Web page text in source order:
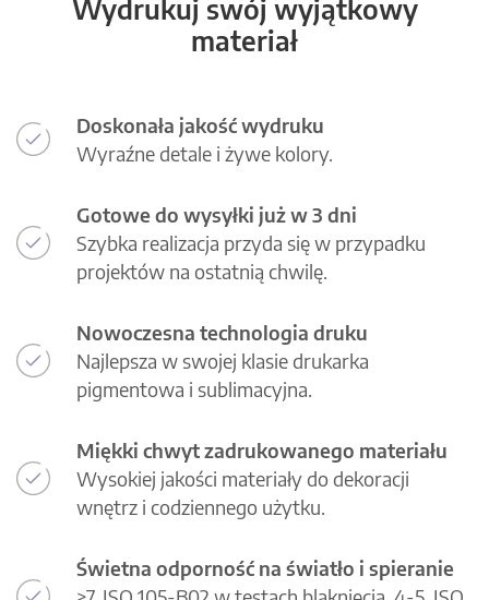
Wydrukuj swój wyjątkowy
materiał
Doskonała jakość wydruku
Wyraźne detale i żywe kolory.
Gotowe do wysyłki już w 3 dni
Szybka realizacja przyda się w przypadku
projektów na ostatnią chwilę.
Nowoczesna technologia druku
Najlepsza w swojej klasie drukarka
pigmentowa i sublimacyjna.
Miękki chwyt zadrukowanego materiału
Wysokiej jakości materiały do dekoracji
wnętrz i codziennego użytku.
Świetna odporność na światło i spieranie